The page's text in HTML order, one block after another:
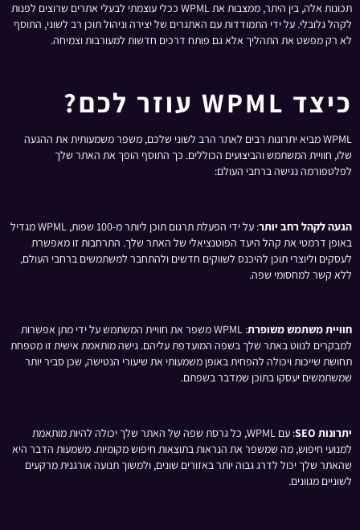
תכונות אלה, בין היתר, ממצבות את WPML ככלי עוצמתי לבעלי אתרים שרוצים לפנות
לקהל גלובלי. על ידי התמודדות עם האתגרים של יצירה וניהול תוכן רב לשוני, התוסף
לא רק מפשט את התהליך אלא גם פותח דרכים חדשות למעורבות וצמיחה.
כיצד WPML עוזר לכם?
WPML מביא יתרונות רבים לאתר הרב לשוני שלכם, משפר משמעותית את ההגעה
שלו, חוויית המשתמש והביצועים הכוללים. כך התוסף הופך את האתר שלך
לפלטפורמה נגישה ברחבי העולם:
הגעה לקהל רחב יותר
: על ידי הפעלת תרגום תוכן ליותר מ-100 שפות, WPML מגדיל
באופן דרמטי את קהל היעד הפוטנציאלי של האתר שלך. התרחבות זו מאפשרת
לעסקים וליוצרי תוכן להיכנס לשווקים חדשים ולהתחבר למשתמשים ברחבי העולם,
ללא קשר למחסומי שפה.
חוויית משתמש משופרת
: WPML משפר את חוויית המשתמש על ידי מתן אפשרות
למבקרים לנווט באתר שלך בשפה המועדפת עליהם. גישה מותאמת אישית זו מטפחת
תחושת שייכות ויכולה להפחית באופן משמעותי את שיעורי הנטישה, שכן סביר יותר
שמשתמשים יעסקו בתוכן שמדבר בשפתם.
יתרונות SEO
: עם WPML, כל גרסת שפה של האתר שלך יכולה להיות מותאמת
למנועי חיפוש, מה שמשפר את הנראות בתוצאות חיפוש מקומיות. משמעות הדבר היא
שהאתר שלך יכול לדרג גבוה יותר באזורים שונים, ולמשוך תנועה אורגנית מרקעים
לשוניים מגוונים.